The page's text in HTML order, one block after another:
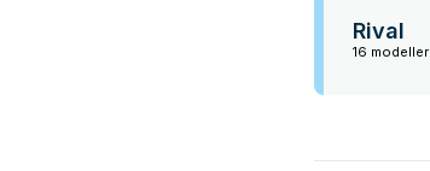
Rival
16 modeller